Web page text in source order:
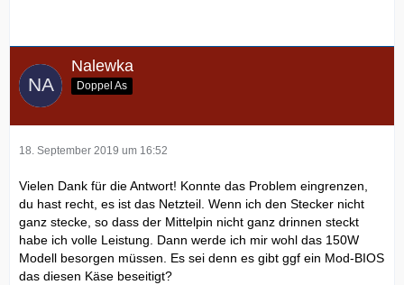
Nalewka
Doppel As
18. September 2019 um 16:52
Vielen Dank für die Antwort! Konnte das Problem eingrenzen,
du hast recht, es ist das Netzteil. Wenn ich den Stecker nicht
ganz stecke, so dass der Mittelpin nicht ganz drinnen steckt
habe ich volle Leistung. Dann werde ich mir wohl das 150W
Modell besorgen müssen. Es sei denn es gibt ggf ein Mod-BIOS
das diesen Käse beseitigt?